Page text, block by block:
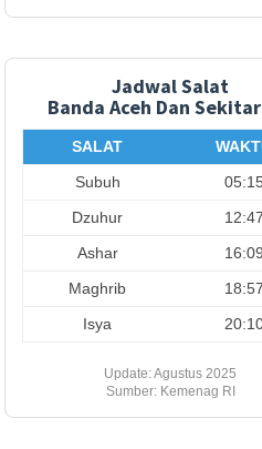
Jadwal Salat
Banda Aceh Dan
SALAT
Subuh
Dzuhur
12:47
Ashar
16:09
Maghrib
18:57
Isya
Update: Agustus 2025
Sumber: Kemenag RI